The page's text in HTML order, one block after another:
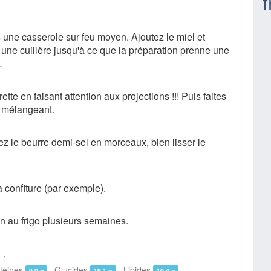
casserole sur feu moyen. Ajoutez le miel et
cuillère jusqu'à ce que la préparation prenne une
en faisant attention aux projections !!! Puis faites
le beurre demi-sel en morceaux, bien lisser le
confiture (par exemple).
au frigo plusieurs semaines.
: